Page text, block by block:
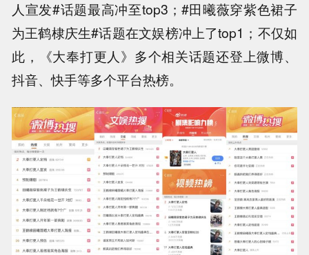
人宣发#话题最高冲至top3；#田曦薇穿紫色裙子
为王鹤棣庆生#话题在文娱榜冲上了top1；不仅如
此，《大奉打更人》多个相关话题还登上微博、
抖音、快手等多个平台热榜。